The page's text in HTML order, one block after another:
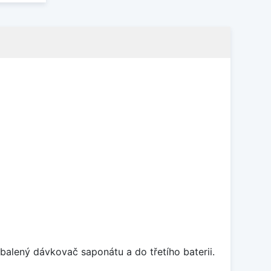
dávkovač saponátu a do třetího baterii.